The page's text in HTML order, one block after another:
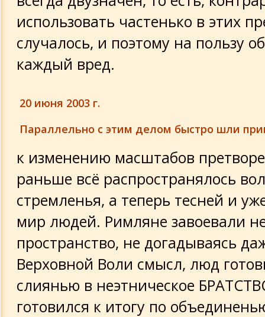
использовать частенько в этих
случалось, и поэтому на пользу
каждый вред.
20 июня 2003 г.
Параллельно с этим делом быстро шли
к изменению масштабов
раньше всё распространялось
стремленья, а теперь тесней и
мир людей. Римляне завоевали
пространство, не догадываясь
Верховной Воли смысл, люд
слиянью в неэтническое
готовился к итогу по